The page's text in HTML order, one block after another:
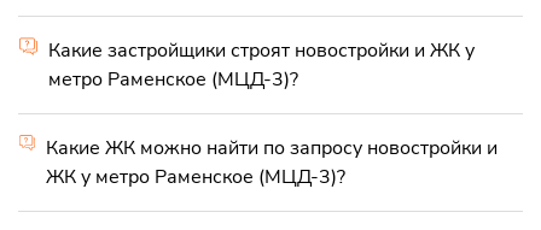
Какие застройщики строят новостройки и ЖК у
метро Раменское (МЦД-3)?
Какие ЖК можно найти по запросу новостройки и
ЖК у метро Раменское (МЦД-3)?